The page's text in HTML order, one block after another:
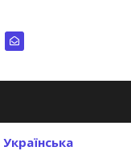
Українська